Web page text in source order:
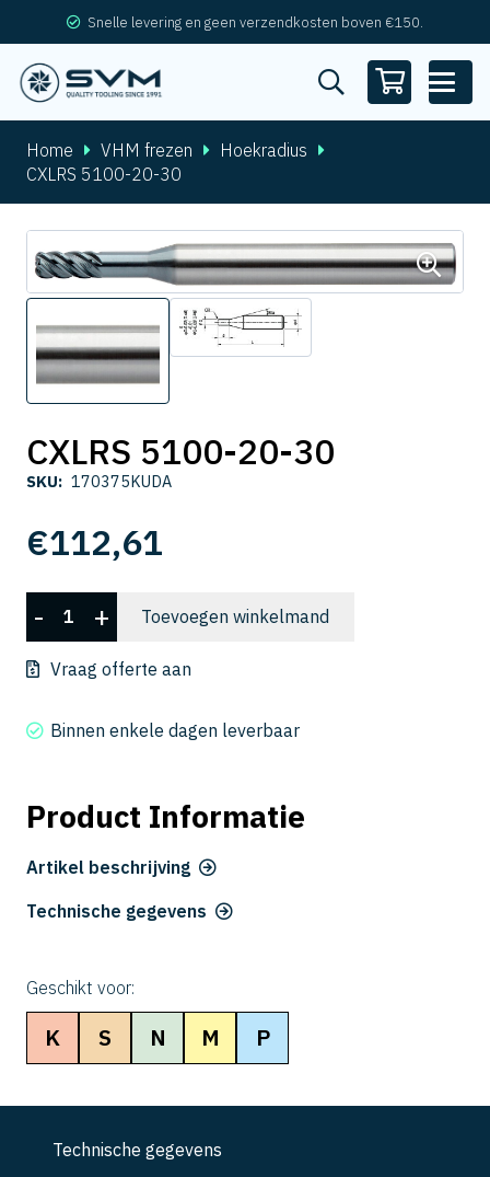
Snelle levering en geen verzendkosten boven €150.
Home VHM frezen
Hoekradius
CXLRS 5100-20-30
CXLRS 5100-20-30
SKU: 170375KUDA
€112,61
CXLRS
5100-
20-
aantal
- + Toevoegen winkelmand
Vraag offerte aan
Binnen enkele dagen leverbaar
Product Informatie
Artikel beschrijving
Technische gegevens
Geschikt voor:
K S N M P
Technische gegevens